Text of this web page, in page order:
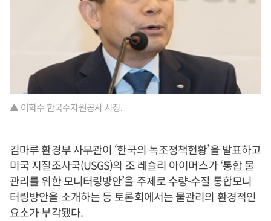
▲ 이학수 한국수자원공사 사장.
김마루 환경부 사무관이 ‘한국의 녹조정책현황’을 발표하고
미국 지질조사국(USGS)의 조 레슬리 아이머스가 ‘통합 물
관리를 위한 모니터링방안’을 주제로 수량-수질 통합모니
터링방안을 소개하는 등 토론회에서는 물관리의 환경적인
요소가 부각됐다.